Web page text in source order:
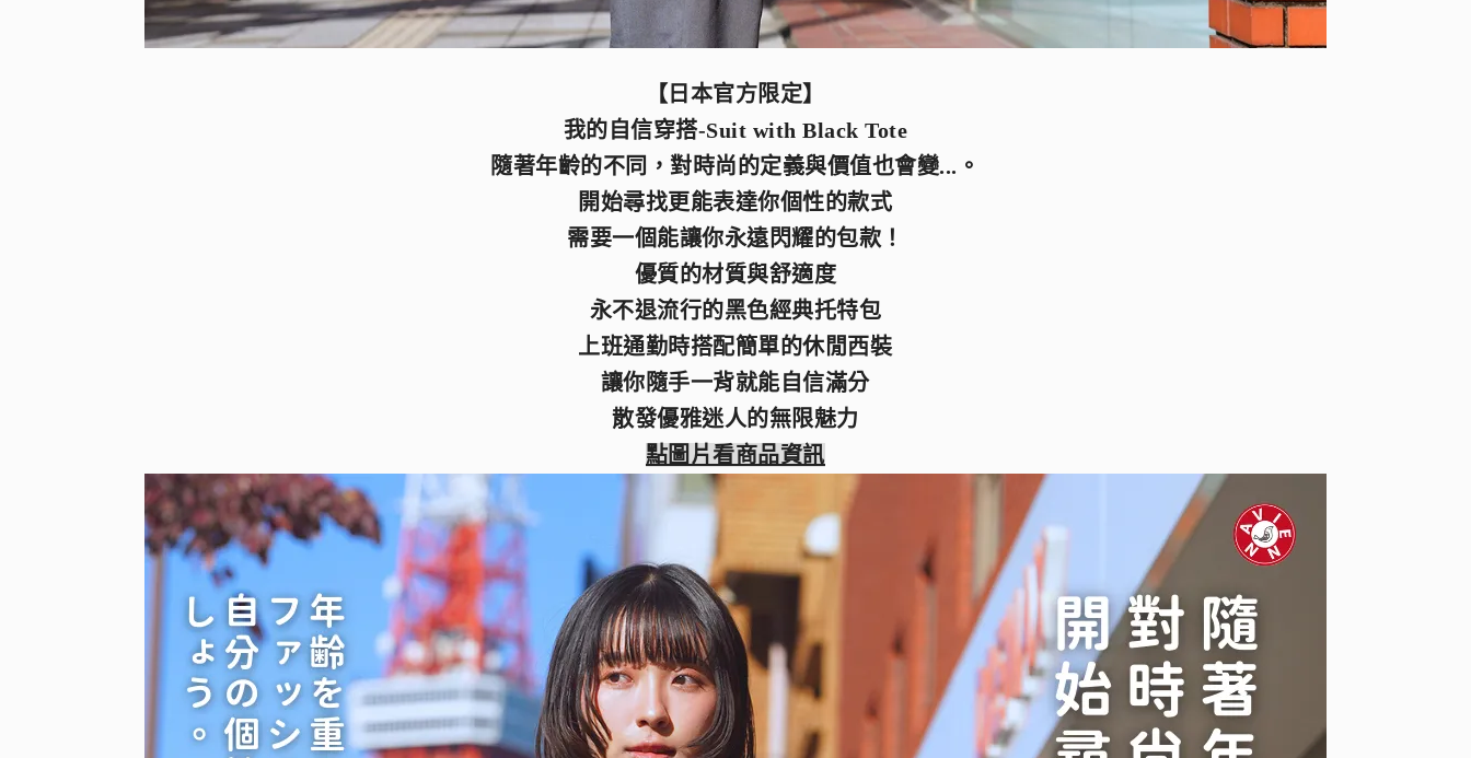
【日本官方限定】
我的自信穿搭-Suit with Black Tote
隨著年齡的不同，對時尚的定義與價值也會變...。
開始尋找更能表達你個性的款式
需要一個能讓你永遠閃耀的包款！
優質的材質與舒適度
永不退流行的黑色經典托特包
上班通勤時搭配簡單的休閒西裝
讓你隨手一背就能自信滿分
散發優雅迷人的無限魅力
點圖片看商品資訊